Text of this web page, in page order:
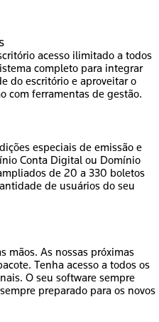
acesso ilimitado a todos
completo para integrar
do escritório e aproveitar o
com ferramentas de gestão.
especiais de emissão e
Conta Digital ou Domínio
de 20 a 330 boletos
de usuários do seu
mãos. As nossas próximas
Tenha acesso a todos os
O seu software sempre
preparado para os novos